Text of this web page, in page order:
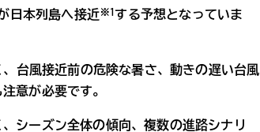
日本列島へ接近※1 する予想となっていま
台風接近前の危険な暑さ、動きの遅い台風
意が必要です。
シーズン全体の傾向、複数の進路シナリ